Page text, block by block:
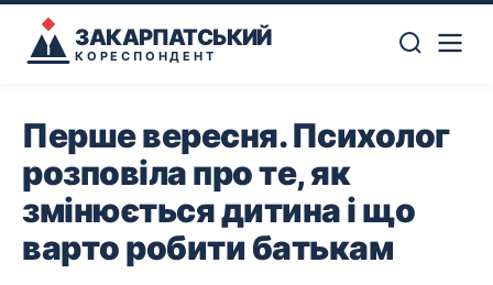
ЗАКАРПАТСЬКИЙ
КОРЕСПОНДЕНТ
Перше вересня. Психолог
розповіла про те, як
змінюється дитина і що
варто робити батькам